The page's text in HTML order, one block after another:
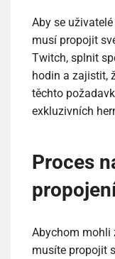
Aby se
musí propojit
Twitch, splnit
hodin a zajistit,
těchto
exkluzivních
Proces
Abychom mohli
musíte propojit